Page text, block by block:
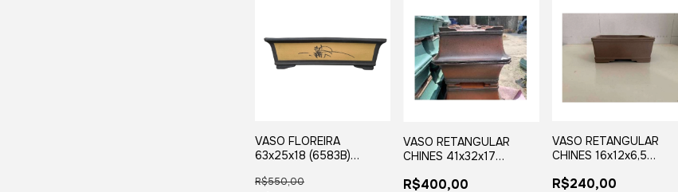
VASO FLOREIRA
63x25x18 (6583B)
R$550,00
VASO RETANGULAR
CHINES 41x32x17
R$400,00
VASO RETANGULAR
CHINES 16x12x6,5
R$240,00